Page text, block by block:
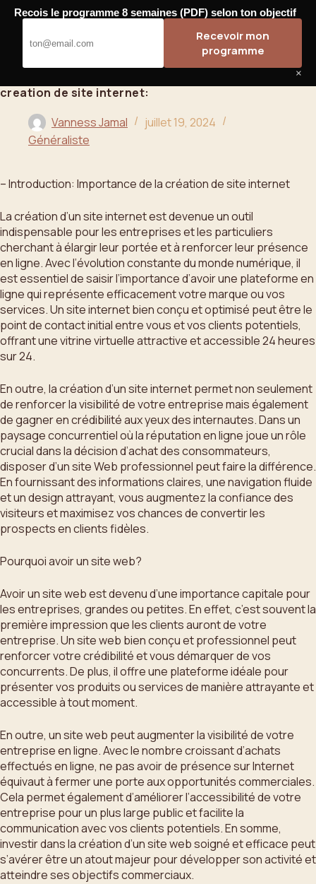
Passer
contenu
Bahoo
creation de site internet:
Vanness Jamal
juillet 19, 2024
Généraliste
– Introduction: Importance de la création de site internet
La création d’un site internet est devenue un outil
indispensable pour les entreprises et les particuliers
cherchant à élargir leur portée et à renforcer leur présence
en ligne. Avec l’évolution constante du monde numérique, il
est essentiel de saisir l’importance d’avoir une plateforme en
ligne qui représente efficacement votre marque ou vos
services. Un site internet bien conçu et optimisé peut être le
point de contact initial entre vous et vos clients potentiels,
offrant une vitrine virtuelle attractive et accessible 24 heures
sur 24.
En outre, la création d’un site internet permet non seulement
de renforcer la visibilité de votre entreprise mais également
de gagner en crédibilité aux yeux des internautes. Dans un
paysage concurrentiel où la réputation en ligne joue un rôle
crucial dans la décision d’achat des consommateurs,
disposer d’un site Web professionnel peut faire la différence.
En fournissant des informations claires, une navigation fluide
et un design attrayant, vous augmentez la confiance des
visiteurs et maximisez vos chances de convertir les
prospects en clients fidèles.
Pourquoi avoir un site web?
Avoir un site web est devenu d’une importance capitale pour
les entreprises, grandes ou petites. En effet, c’est souvent la
première impression que les clients auront de votre
entreprise. Un site web bien conçu et professionnel peut
renforcer votre crédibilité et vous démarquer de vos
concurrents. De plus, il offre une plateforme idéale pour
présenter vos produits ou services de manière attrayante et
accessible à tout moment.
En outre, un site web peut augmenter la visibilité de votre
entreprise en ligne. Avec le nombre croissant d’achats
effectués en ligne, ne pas avoir de présence sur Internet
équivaut à fermer une porte aux opportunités commerciales.
Cela permet également d’améliorer l’accessibilité de votre
entreprise pour un plus large public et facilite la
communication avec vos clients potentiels. En somme,
investir dans la création d’un site web soigné et efficace peut
s’avérer être un atout majeur pour développer son activité et
atteindre ses objectifs commerciaux.
Recois le programme 8 semaines (PDF) selon ton objectif
Recevoir mon
programme
×